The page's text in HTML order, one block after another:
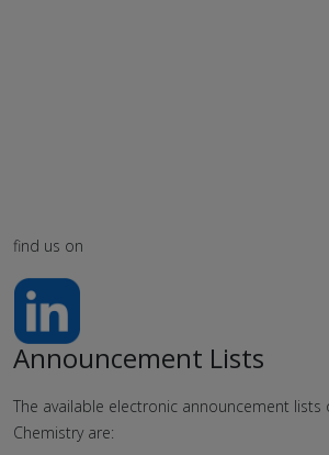
find us on
Announcement Lists
The available electronic announcement
Chemistry are: